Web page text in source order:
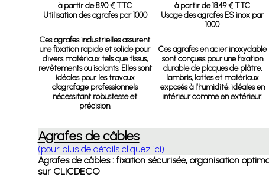
à partir de 8.90 € TTC
Utilisation des agrafes par 1000
Ces agrafes industrielles assurent
une fixation rapide et solide pour
divers matériaux tels que tissus,
revêtements ou isolants. Elles sont
idéales pour les travaux
d'agrafage professionnels
nécessitant robustesse et
précision.
à partir de 18.49 € TTC
Usage des agrafes ES inox par
1000
Ces agrafes en acier inoxydable
sont conçues pour une fixation
durable de plaques de plâtre,
lambris, lattes et matériaux
exposés à l’humidité, idéales en
intérieur comme en extérieur.
Agrafes de câbles
(pour plus de détails cliquez ici)
Agrafes de câbles : fixation sécurisée, organisation
sur CLICDECO